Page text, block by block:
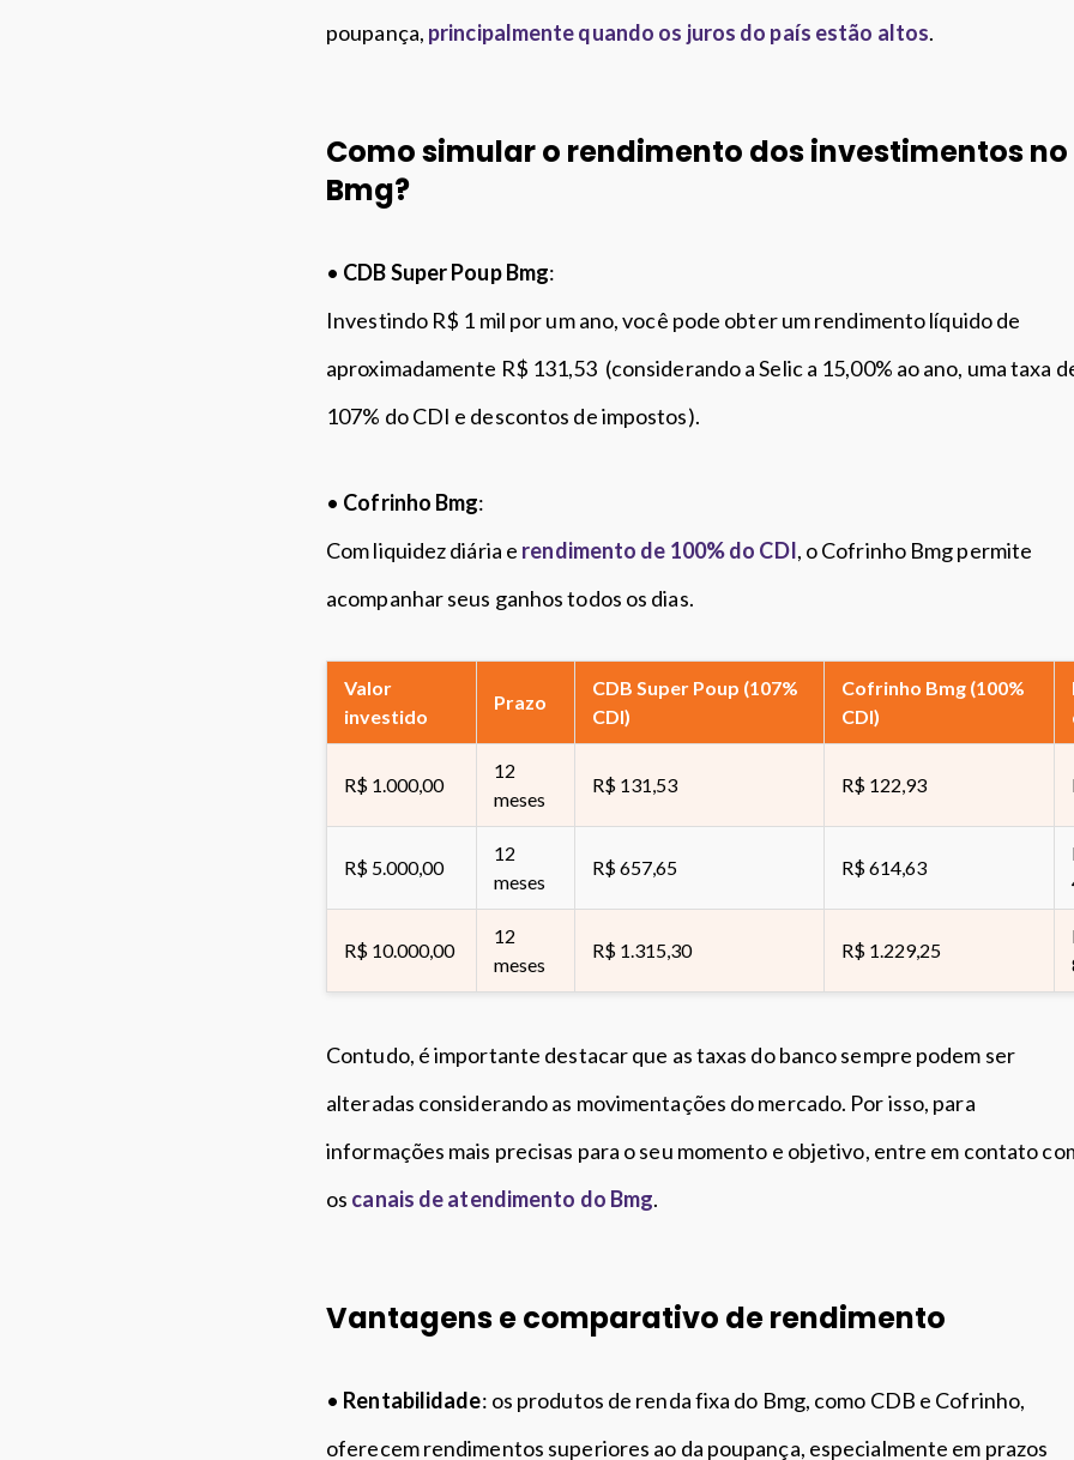
poupança, principalmente quando os juros do país estão altos.
Como simular o rendimento dos investimentos no
Bmg?
• CDB Super Poup Bmg:
Investindo R$ 1 mil por um ano, você pode obter um rendimento líquido de
aproximadamente R$ 131,53 (considerando a Selic a 15,00% ao ano, uma taxa
107% do CDI e descontos de impostos).
• Cofrinho Bmg:
Com liquidez diária e rendimento de 100% do CDI, o Cofrinho Bmg permite
acompanhar seus ganhos todos os dias.
Valor
investido
Prazo
CDB Super Poup (107%
CDI)
Cofrinho Bmg (100%
CDI)
R$ 1.000,00
12
meses
R$ 131,53 R$ 122,93
R$ 5.000,00
12
meses
R$ 657,65 R$ 614,63
R$ 10.000,00
12
meses
R$ 1.315,30 R$ 1.229,25
Contudo, é importante destacar que as taxas do banco sempre podem ser
alteradas considerando as movimentações do mercado. Por isso, para
informações mais precisas para o seu momento e objetivo, entre em contato
os canais de atendimento do Bmg.
Vantagens e comparativo de rendimento
• Rentabilidade: os produtos de renda fixa do Bmg, como CDB e Cofrinho,
oferecem rendimentos superiores ao da poupança, especialmente em prazos